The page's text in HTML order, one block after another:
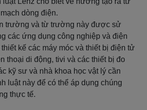
dòng điện.
trường và từ trường này được sử
các ứng dụng công nghiệp và điện
kế các máy móc và thiết bị điện tử
thoại di động, tivi và các thiết bị đo
kỹ sư và nhà khoa học vật lý cần
luật này để có thể áp dụng chúng
thực tế.